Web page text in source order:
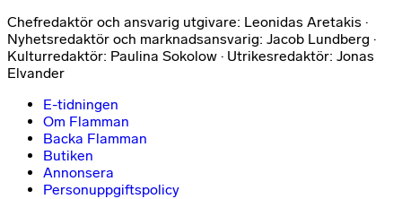
Chefredaktör och ansvarig utgivare: Leonidas Aretakis ·
Nyhetsredaktör och marknadsansvarig: Jacob Lundberg ·
Kulturredaktör: Paulina Sokolow · Utrikesredaktör: Jonas
Elvander
E-tidningen
Om Flamman
Backa Flamman
Butiken
Annonsera
Personuppgiftspolicy